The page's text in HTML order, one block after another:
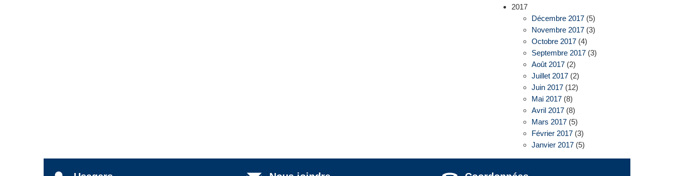
2017
Décembre 2017(5)
Novembre 2017(3)
Octobre 2017(4)
Septembre 2017(3)
Août 2017(2)
Juillet 2017(2)
Juin 2017(12)
Mai 2017(8)
Avril 2017(8)
Mars 2017(5)
Février 2017(3)
Janvier 2017(5)